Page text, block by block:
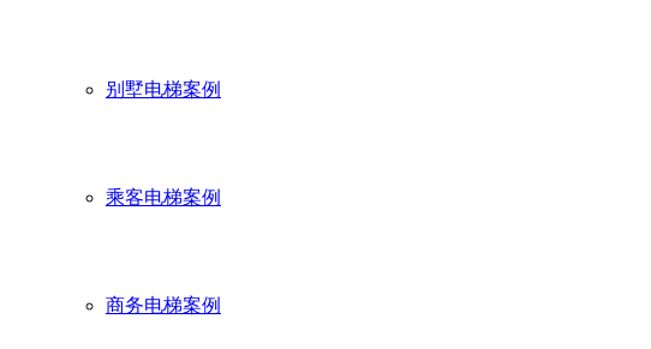
别墅电梯案例
乘客电梯案例
商务电梯案例